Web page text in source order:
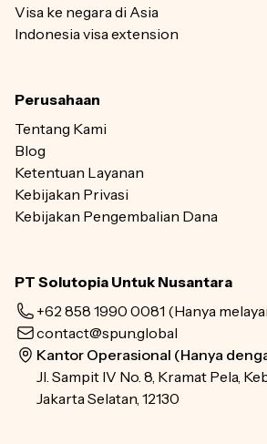
Visa ke negara di Asia
Indonesia visa extension
Perusahaan
Tentang Kami
Blog
Ketentuan Layanan
Kebijakan Privasi
Kebijakan Pengembalian Dana
PT Solutopia Untuk Nusantara
+62 858 1990 0081 (Hanya
contact@spun.global
Kantor Operasional (Hanya
Jl. Sampit IV No. 8, Kramat Pela,
Jakarta Selatan, 12130